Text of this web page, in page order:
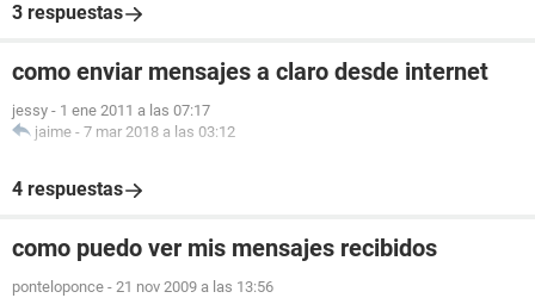
3 respuestas
como enviar mensajes a claro desde internet
jessy - 1 ene 2011 a las 07:17
jaime - 7 mar 2018 a las 03:12
4 respuestas
como puedo ver mis mensajes recibidos
ponteloponce - 21 nov 2009 a las 13:56